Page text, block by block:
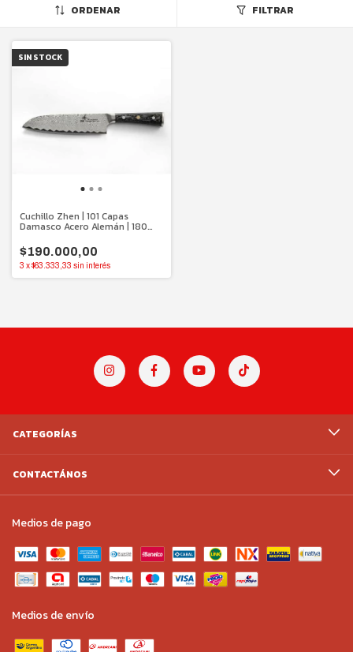
ORDENAR FILTRAR
SIN STOCK
Cuchillo Zhen | 101 Capas
Damasco Acero Alemán | 180
$190.000,00
3 x$63.333,33 sin interés
CATEGORÍAS
CONTACTÁNOS
Medios de pago
Medios de envío